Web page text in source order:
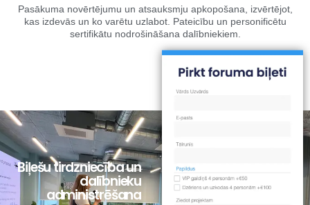
Pasākuma novērtējumu un atsauksmju apkopošana, izvērtējot,
kas izdevās un ko varētu uzlabot. Pateicību un personificētu
sertifikātu nodrošināšana dalībniekiem.
Biļešu tirdzniecība un
dalībnieku
administrēšana